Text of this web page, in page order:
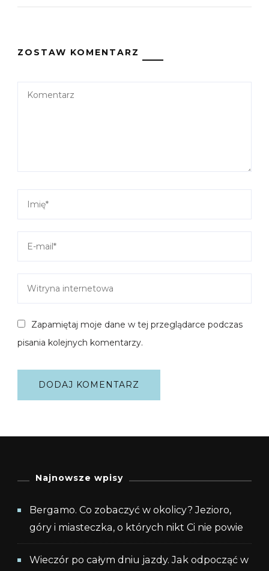
ZOSTAW KOMENTARZ
Zapamiętaj moje dane w tej przeglądarce podczas
pisania kolejnych komentarzy.
Najnowsze wpisy
Bergamo. Co zobaczyć w okolicy? Jezioro,
góry i miasteczka, o których nikt Ci nie powie
Wieczór po całym dniu jazdy. Jak odpocząć w